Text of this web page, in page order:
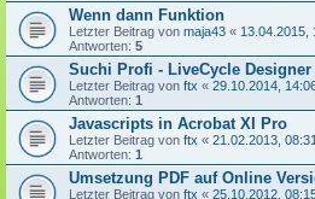
Wenn dann Funktion
Letzter Beitrag von maja43 « 13.04.2015,
Antworten: 5
Suchi Profi - LiveCycle
Letzter Beitrag von ftx « 29.10.2014,
Antworten: 1
Javascripts in Acrobat XI Pro
Letzter Beitrag von ftx « 21.02.2013, 08:31
Antworten: 1
Umsetzung PDF auf Online
Letzter Beitrag von ftx « 25.10.2012,